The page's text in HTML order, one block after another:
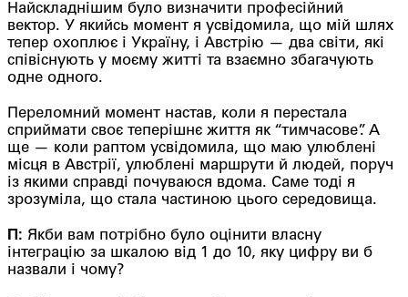
Найскладнішим було визначити професійний
вектор. У якийсь момент я усвідомила, що мій шлях
тепер охоплює і Україну, і Австрію — два світи, які
співіснують у моєму житті та взаємно збагачують
одне одного.
Переломний момент настав, коли я перестала
сприймати своє теперішнє життя як “тимчасове”. А
ще — коли раптом усвідомила, що маю улюблені
місця в Австрії, улюблені маршрути й людей, поруч
із якими справді почуваюся вдома. Саме тоді я
зрозуміла, що стала частиною цього середовища.
П: Якби вам потрібно було оцінити власну
інтеграцію за шкалою від 1 до 10, яку цифру ви б
назвали і чому?